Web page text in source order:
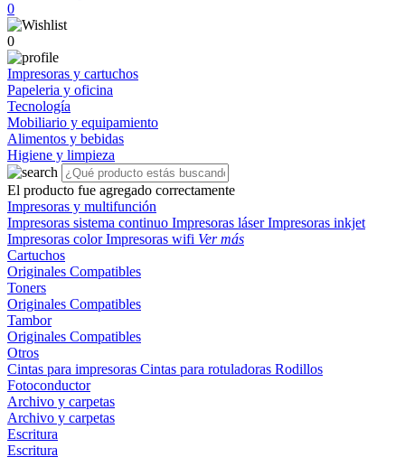
0
0
Impresoras y cartuchos
Papeleria y oficina
Tecnología
Mobiliario y equipamiento
Alimentos y bebidas
Higiene y limpieza
El producto fue agregado correctamente
Impresoras y multifunción
Impresoras sistema continuo Impresoras láserImpresoras inkjet
Impresoras colorImpresoras wifi Ver más
Cartuchos
Originales Compatibles
Toners
Originales Compatibles
Tambor
Originales Compatibles
Otros
Cintas para impresoras Cintas para rotuladoras Rodillos
Fotoconductor
Archivo y carpetas
Archivo y carpetas
Escritura
Escritura